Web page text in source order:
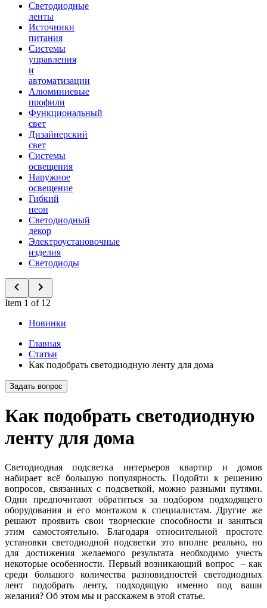
Светодиодные
ленты
Источники
питания
Системы
управления
и
автоматизации
Алюминиевые
профили
Функциональный
свет
Дизайнерский
свет
Системы
освещения
Наружное
освещение
Гибкий
неон
Светодиодный
декор
Электроустановочные
изделия
Светодиоды
Item 1 of 12
Новинки
Главная
Статьи
Как подобрать светодиодную ленту для дома
Задать вопрос
Как подобрать светодиодную
ленту для дома
Светодиодная подсветка интерьеров квартир и домов
набирает всё большую популярность. Подойти к решению
вопросов, связанных с подсветкой, можно разными путями.
Одни предпочитают обратиться за подбором подходящего
оборудования и его монтажом к специалистам. Другие же
решают проявить свои творческие способности и заняться
этим самостоятельно. Благодаря относительной простоте
установки светодиодной подсветки это вполне реально, но
для достижения желаемого результата необходимо учесть
некоторые особенности. Первый возникающий вопрос – как
среди большого количества разновидностей светодиодных
лент подобрать ленту, подходящую именно под ваши
желания? Об этом мы и расскажем в этой статье.